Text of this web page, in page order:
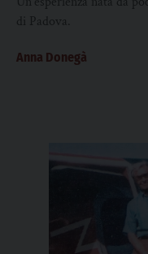
di Padova.
Anna Donegà